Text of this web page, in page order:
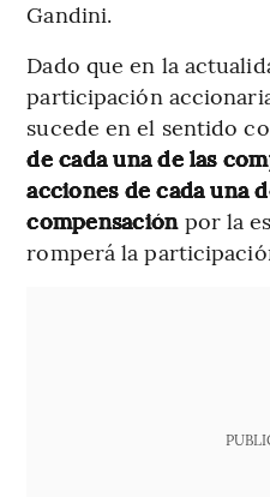
Gandini.
Dado que en la
participación
sucede en el sentido
de cada una de las
acciones de cada una
compensación por la
romperá la